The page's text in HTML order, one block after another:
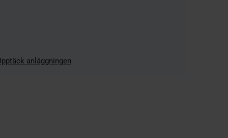
anläggningen